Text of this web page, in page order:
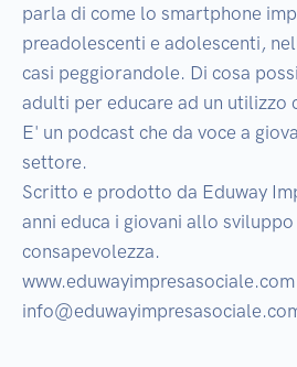
parla di come lo smartphone
preadolescenti e adolescenti,
casi peggiorandole. Di cosa
adulti per educare ad un utilizzo
E' un podcast che da voce a
settore.
Scritto e prodotto da Eduway
anni educa i giovani allo
consapevolezza.
www.eduwayimpresasociale.com